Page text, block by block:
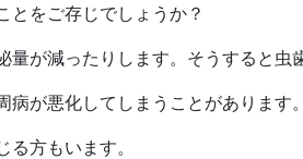
とをご存じでしょうか？
量が減ったり します。そうすると 虫
が悪化してしまうことがあります。
方もいます。